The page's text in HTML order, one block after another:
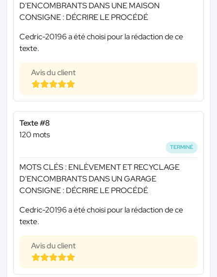
D'ENCOMBRANTS DANS UNE MAISON
CONSIGNE : DÉCRIRE LE PROCÉDÉ
Cedric-20196 a été choisi pour la rédaction de ce
texte.
Avis du client
Texte #8
120 mots
TERMINÉ
MOTS CLÉS : ENLÈVEMENT ET RECYCLAGE
D'ENCOMBRANTS DANS UN GARAGE
CONSIGNE : DÉCRIRE LE PROCÉDÉ
Cedric-20196 a été choisi pour la rédaction de ce
texte.
Avis du client